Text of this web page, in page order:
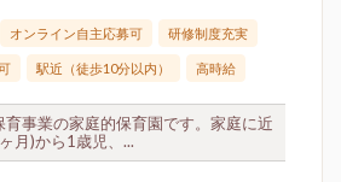
オンライン自主応募可 研修制度充実
駅近（徒歩10分以内） 高時給
事業の家庭的保育園です。家庭に近
月)から1歳児、...